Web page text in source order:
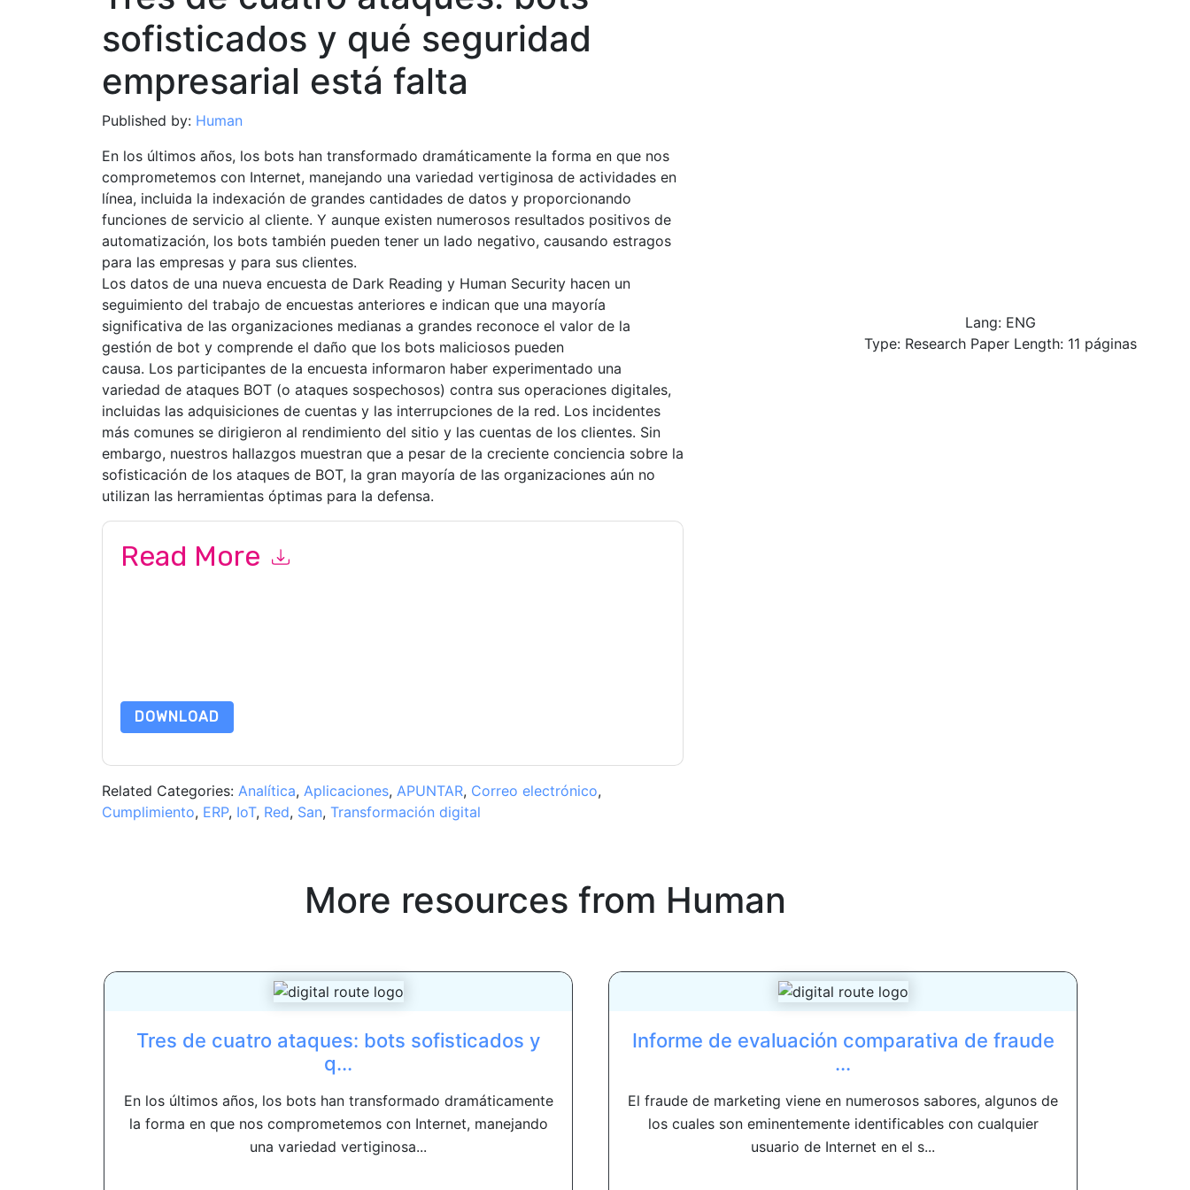
sofisticados y qué seguridad
empresarial está falta
Published by: Human
En los últimos años, los bots han transformado dramáticamente la forma en que nos
comprometemos con Internet, manejando una variedad vertiginosa de actividades en
línea, incluida la indexación de grandes cantidades de datos y proporcionando
funciones de servicio al cliente. Y aunque existen numerosos resultados positivos de
automatización, los bots también pueden tener un lado negativo, causando estragos
para las empresas y para sus clientes.
Los datos de una nueva encuesta de Dark Reading y Human Security hacen un
seguimiento del trabajo de encuestas anteriores e indican que una mayoría
significativa de las organizaciones medianas a grandes reconoce el valor de la
gestión de bot y comprende el daño que los bots maliciosos pueden
causa. Los participantes de la encuesta informaron haber experimentado una
variedad de ataques BOT (o ataques sospechosos) contra sus operaciones digitales,
incluidas las adquisiciones de cuentas y las interrupciones de la red. Los incidentes
más comunes se dirigieron al rendimiento del sitio y las cuentas de los clientes. Sin
embargo, nuestros hallazgos muestran que a pesar de la creciente conciencia sobre la
sofisticación de los ataques de BOT, la gran mayoría de las organizaciones aún no
utilizan las herramientas óptimas para la defensa.
Read More
DOWNLOAD
Related Categories: Analítica, Aplicaciones, APUNTAR, Correo electrónico,
Cumplimiento, ERP, IoT, Red, San, Transformación digital
Lang: ENG
Type: Research Paper Length: 11 páginas
More resources from Human
Tres de cuatro ataques: bots sofisticados y
q...
En los últimos años, los bots han transformado dramáticamente
la forma en que nos comprometemos con Internet, manejando
una variedad vertiginosa...
Informe de evaluación comparativa de fraude
...
El fraude de marketing viene en numerosos sabores, algunos de
los cuales son eminentemente identificables con cualquier
usuario de Internet en el s...